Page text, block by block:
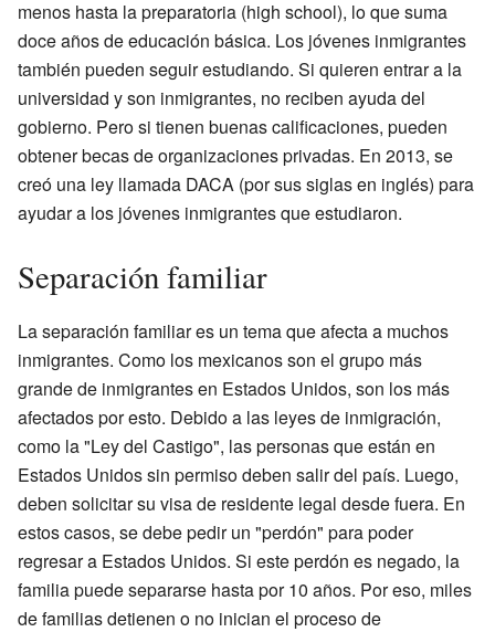
menos hasta la preparatoria (high school), lo que suma
doce años de educación básica. Los jóvenes inmigrantes
también pueden seguir estudiando. Si quieren entrar a la
universidad y son inmigrantes, no reciben ayuda del
gobierno. Pero si tienen buenas calificaciones, pueden
obtener becas de organizaciones privadas. En 2013, se
creó una ley llamada DACA (por sus siglas en inglés) para
ayudar a los jóvenes inmigrantes que estudiaron.
Separación familiar
La separación familiar es un tema que afecta a muchos
inmigrantes. Como los mexicanos son el grupo más
grande de inmigrantes en Estados Unidos, son los más
afectados por esto. Debido a las leyes de inmigración,
como la "Ley del Castigo", las personas que están en
Estados Unidos sin permiso deben salir del país. Luego,
deben solicitar su visa de residente legal desde fuera. En
estos casos, se debe pedir un "perdón" para poder
regresar a Estados Unidos. Si este perdón es negado, la
familia puede separarse hasta por 10 años. Por eso, miles
de familias detienen o no inician el proceso de